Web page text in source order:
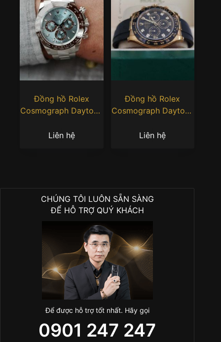
Đồng hồ Rolex
Cosmograph Daytona
số Ice-Blue
Liên hệ
Đồng hồ Rolex
Cosmograph Daytona
cọc số kim cương
Liên hệ
CHÚNG TÔI LUÔN SẴN SÀNG
ĐỂ HỖ TRỢ QUÝ KHÁCH
Để được hỗ trợ tốt nhất. Hãy gọi
0901 247 247